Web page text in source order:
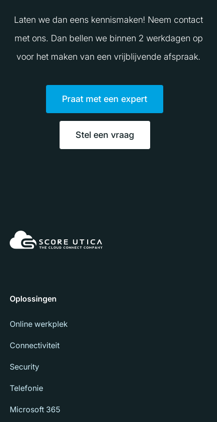
Laten we dan eens kennismaken! Neem contact
met ons. Dan bellen we binnen 2 werkdagen op
voor het maken van een vrijblijvende afspraak.
Praat met een expert
Stel een vraag
Oplossingen
Online werkplek
Connectiviteit
Security
Telefonie
Microsoft 365